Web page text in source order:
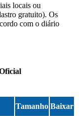
locais ou
gratuito). Os
com o diário
Tamanho Baixar